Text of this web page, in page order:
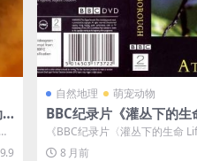
自然地理 萌宠动物
BBC纪录片《灌丛下的生
in the Undergrowth》
英语双字 720P高清 无脊
《BBC纪录片〈灌丛下的生命
Undergrowth〉：...
8 月前